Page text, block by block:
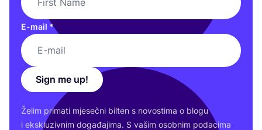
E-mail *
Sign me up!
Želim pri­ma­ti mje­seč­ni bil­ten s novos­ti­ma o blo­gu
i eks­klu­ziv­nim doga­đa­ji­ma. S vašim osob­nim poda­ci­ma